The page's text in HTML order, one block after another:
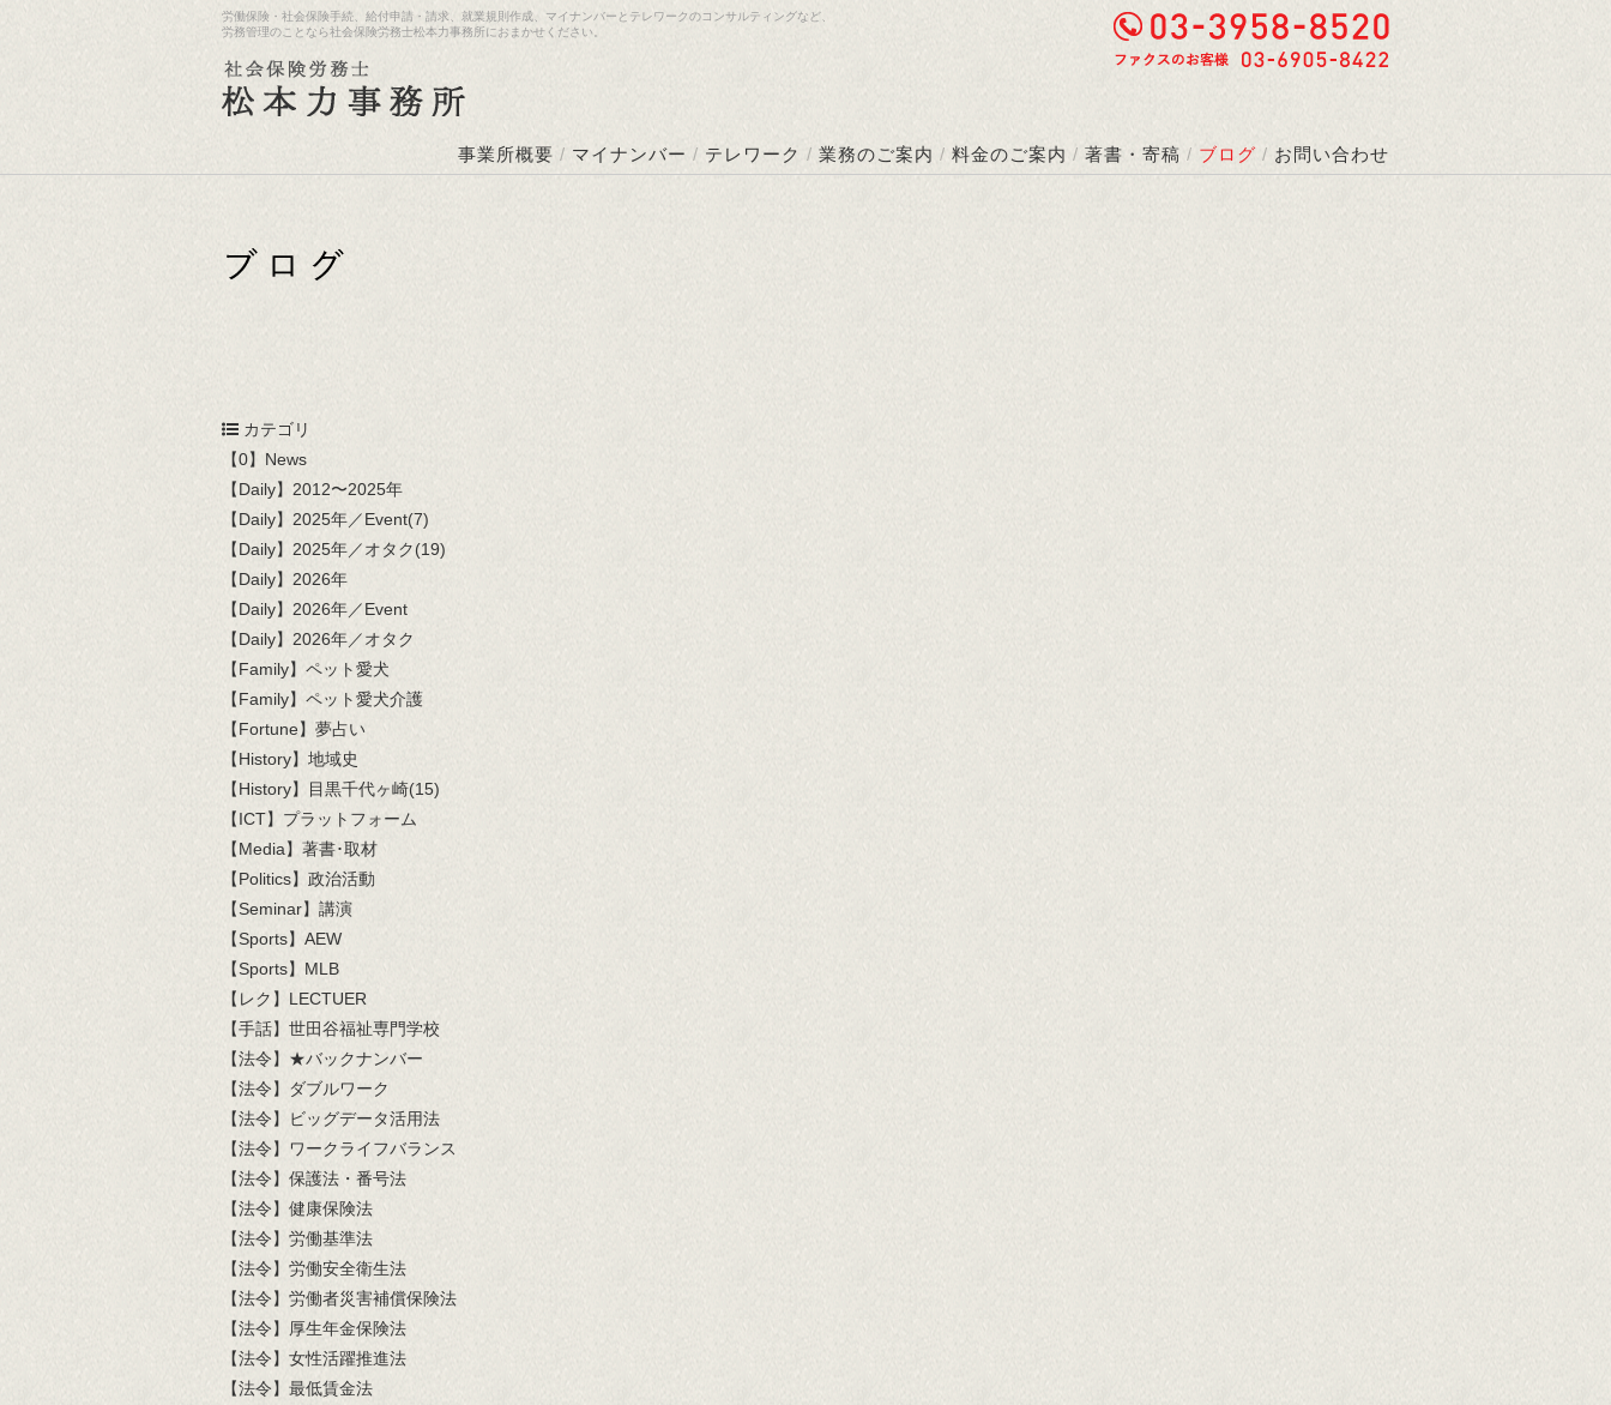
労働保険・社会保険手続、給付申請・請求、就業規則作成、マイナンバーとテレワークのコンサルティングなど、
労務管理のことなら社会保険労務士松本力事務所におまかせください。
事業所概要 / マイナンバー / テレワーク / 業務のご案内 / 料金のご案内 / 著書・寄稿 / ブログ / お問い合わせ
カテゴリ
【0】News
【Daily】2012〜2025年
【Daily】2025年／Event(7)
【Daily】2025年／オタク(19)
【Daily】2026年
【Daily】2026年／Event
【Daily】2026年／オタク
【Family】ペット愛犬
【Family】ペット愛犬介護
【Fortune】夢占い
【History】地域史
【History】目黒千代ヶ崎(15)
【ICT】プラットフォーム
【Media】著書･取材
【Politics】政治活動
【Seminar】講演
【Sports】AEW
【Sports】MLB
【レク】LECTUER
【手話】世田谷福祉専門学校
【法令】★バックナンバー
【法令】ダブルワーク
【法令】ビッグデータ活用法
【法令】ワークライフバランス
【法令】保護法・番号法
【法令】健康保険法
【法令】労働基準法
【法令】労働安全衛生法
【法令】労働者災害補償保険法
【法令】厚生年金保険法
【法令】女性活躍推進法
【法令】最低賃金法